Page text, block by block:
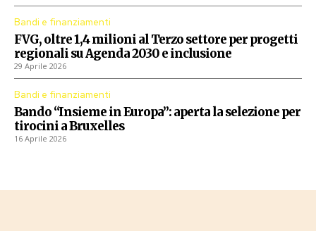
Bandi e finanziamenti
FVG, oltre 1,4 milioni al Terzo settore per progetti
regionali su Agenda 2030 e inclusione
29 Aprile 2026
Bandi e finanziamenti
Bando “Insieme in Europa”: aperta la selezione per
tirocini a Bruxelles
16 Aprile 2026